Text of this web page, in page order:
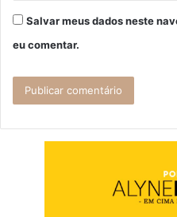
Salvar meus dados neste
eu comentar.